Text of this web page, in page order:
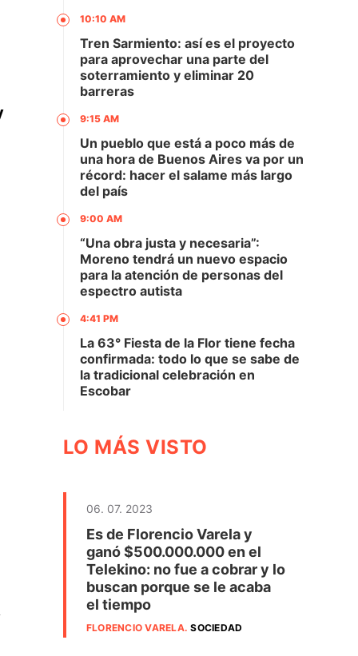
10:10 AM
Tren Sarmiento: así es el proyecto
para aprovechar una parte del
soterramiento y eliminar 20
barreras
9:15 AM
Un pueblo que está a poco más de
una hora de Buenos Aires va por un
récord: hacer el salame más largo
del país
9:00 AM
“Una obra justa y necesaria”:
Moreno tendrá un nuevo espacio
para la atención de personas del
espectro autista
4:41 PM
La 63° Fiesta de la Flor tiene fecha
confirmada: todo lo que se sabe de
la tradicional celebración en
Escobar
LO MÁS VISTO
06. 07. 2023
Es de Florencio Varela y
ganó $500.000.000 en el
Telekino: no fue a cobrar y lo
buscan porque se le acaba
el tiempo
FLORENCIO VARELA.SOCIEDAD